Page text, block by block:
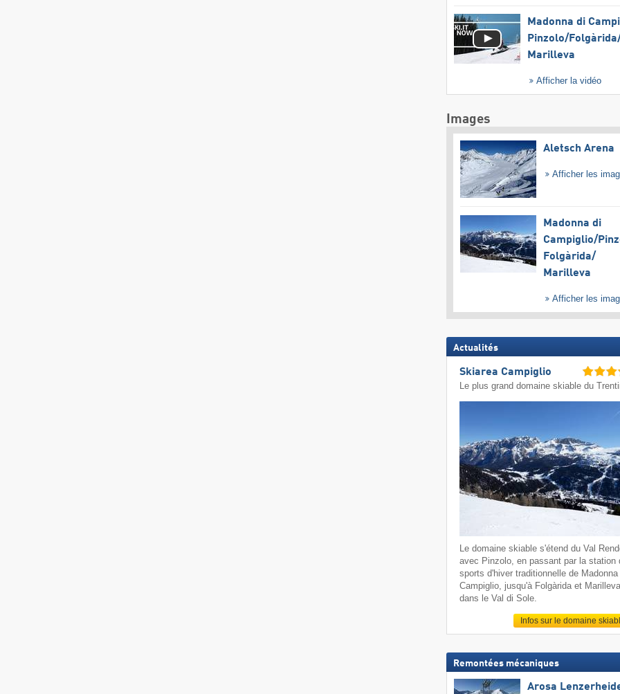
Madonna di
Pinzolo/​
Marilleva
Afficher la vidéo
Images
Aletsch Arena
Afficher les
Madonna di
Campiglio/​
Folgàrida/​
Marilleva
Afficher les
Actualités
Skiarea Campiglio
Le plus grand domaine skiable du
Le domaine skiable s'étend du Val
avec Pinzolo, en passant par la station
sports d'hiver traditionnelle de Madonna
Campiglio, jusqu'à Folgàrida et
dans le Val di Sole.
Infos sur le domaine
Remontées mécaniques
Arosa